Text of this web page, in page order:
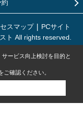
スマップ
PCサイト
ト All rights reserved.
ービス向上検討を目的と
ご確認ください。